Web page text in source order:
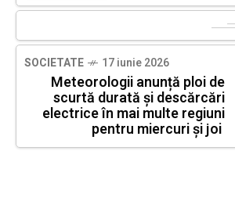
SOCIETATE 17 iunie 2026
Meteorologii anunță ploi de
scurtă durată și descărcări
electrice în mai multe regiuni
pentru miercuri și joi